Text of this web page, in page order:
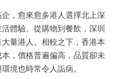
，愈來愈多港人選擇北上深
體驗。從購物到餐飲，深圳
量港人。相較之下，香港本
，價格普遍偏高，品質卻未
境也時常令人詬病。